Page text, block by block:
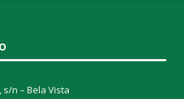
s/n – Bela Vista